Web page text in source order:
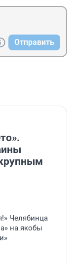
Отправить
Челябинца
на якобы